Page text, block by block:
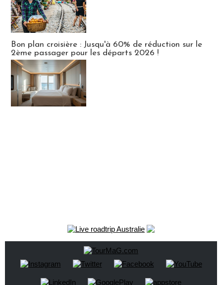
Bon plan croisière : Jusqu'à 60% de réduction sur le
2ème passager pour les départs 2026 !